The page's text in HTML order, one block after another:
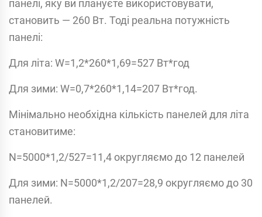
панелі, яку ви плануєте використовувати,
становить — 260 Вт. Тоді реальна потужність
панелі:
Для літа: W=1,2*260*1,69=527 Вт*год
Для зими: W=0,7*260*1,14=207 Вт*год.
Мінімально необхідна кількість панелей для літа
становитиме:
N=5000*1,2/527=11,4 округляємо до 12 панелей
Для зими: N=5000*1,2/207=28,9 округляємо до 30
панелей.